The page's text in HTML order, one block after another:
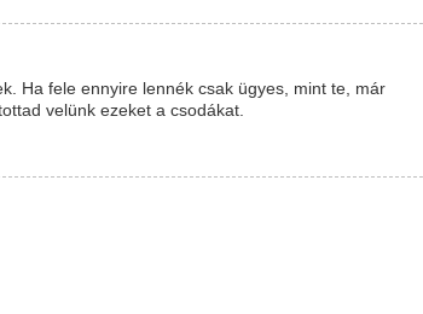
Ha fele ennyire lennék csak ügyes, mint te, már
velünk ezeket a csodákat.